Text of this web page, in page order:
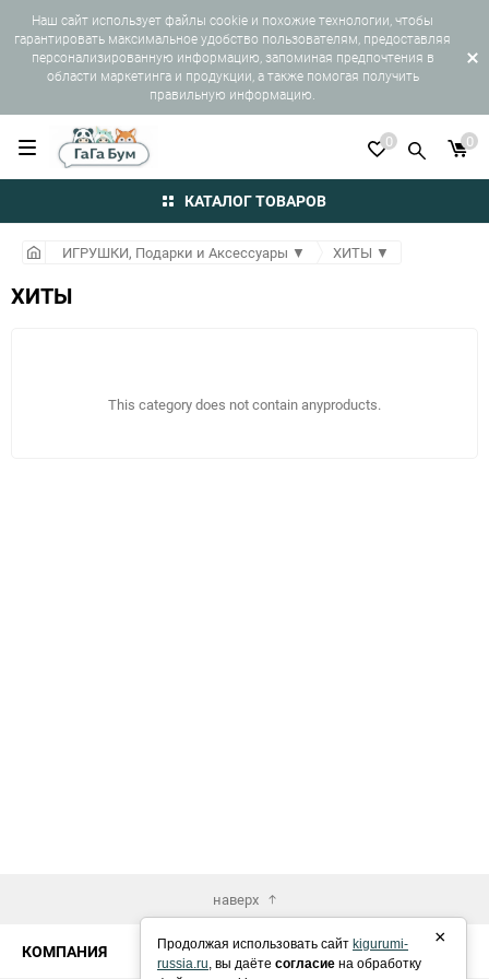
Наш сайт использует файлы cookie и похожие технологии, чтобы
гарантировать максимальное удобство пользователям, предоставляя
персонализированную информацию, запоминая предпочтения в
области маркетинга и продукции, а также помогая получить
правильную информацию.
КАТАЛОГ ТОВАРОВ
0 0
ИГРУШКИ, Подарки и Аксессуары ▼ ХИТЫ ▼
ХИТЫ
This category does not contain anyproducts.
наверх
КОМПАНИЯ Продолжая использовать сайт kigurumi-
russia.ru, вы даёте согласие на обработку
×